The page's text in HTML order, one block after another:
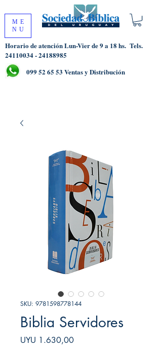
ME
NU
Horario de atención Lun-Vier de 9 a 18 hs. Tels.
24110034 - 24188985
099 52 65 53 Ventas y Distribución
SKU: 9781598778144
Biblia Servidores
UYU 1.630,00Preço